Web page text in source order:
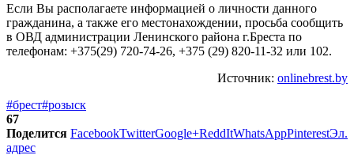
Если Вы располагаете информацией о личности данного
гражданина, а также его местонахождении, просьба сообщить
в ОВД администрации Ленинского района г.Бреста по
телефонам: +375(29) 720-74-26, +375 (29) 820-11-32 или 102.
Источник: onlinebrest.by
#брест#розыск
67
Поделится FacebookTwitterGoogle+ReddItWhatsAppPinterestЭл.
адрес